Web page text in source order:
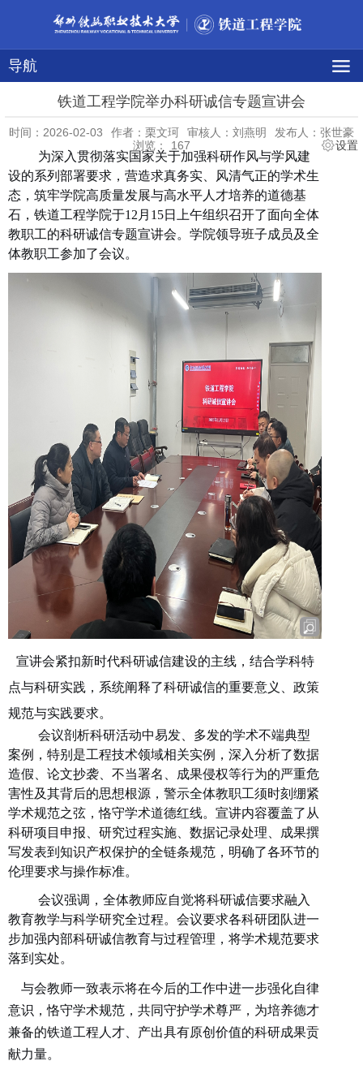
导航
铁道工程学院举办科研诚信专题宣讲会
时间：2026-02-03 作者：栗文珂 审核人：刘燕明
发布人：张世豪
浏览：
167 设置
为深入贯彻落实国家关于加强科研作风与学风建
设的系列部署要求，营造求真务实、风清气正的学术生
态，筑牢学院高质量发展与高水平人才培养的道德基
石，铁道工程学院于12月15日
上午组织召开了面向全体
教职工的科研诚信专题宣讲会。学院领导班子成员及全
体教职工参加了会议。
宣讲会紧扣新时代科研诚信建设的主线，结合学科特
点与科研实践，系统阐释了科研诚信的重要意义、政策
规范与实践要求。
会议剖析科研活动中易发、多发的学术不端典型
案例，特别是工程技术领域相关实例，深入分析了数据
造假、论文抄袭、不当署名、成果侵权等行为的严重危
害性及其背后的思想根源，警示全体教职工须时刻绷紧
学术规范之弦，恪守学术道德红线。宣讲内容覆盖了从
科研项目申报、研究过程实施、数据记录处理、成果撰
写发表到知识产权保护的全链条规范，明确了各环节的
伦理要求与操作标准。
会议强调，全体教师应自觉将科研诚信要求融入
教育教学与科学研究全过程。会议要求各科研团队进一
步加强内部科研诚信教育与过程管理，将学术规范要求
落到实处。
与会教师一致表示将在今后的工作中进一步强化自律
意识，恪守学术规范，共同守护学术尊严，为培养德才
兼备的铁道工程人才、产出具有原创价值的科研成果贡
献力量。